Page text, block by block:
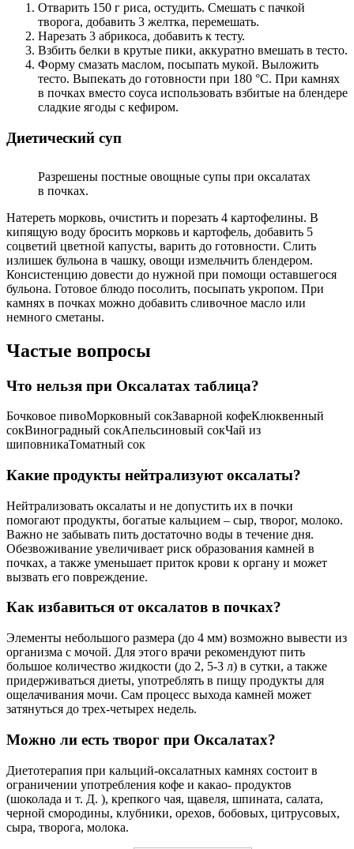
Отварить 150 г риса, остудить. Смешать с пачкой
творога, добавить 3 желтка, перемешать.
Нарезать 3 абрикоса, добавить к тесту.
Взбить белки в крутые пики, аккуратно вмешать в тесто.
Форму смазать маслом, посыпать мукой. Выложить
тесто. Выпекать до готовности при 180 °C. При камнях
в почках вместо соуса использовать взбитые на блендере
сладкие ягоды с кефиром.
Диетический суп
Разрешены постные овощные супы при оксалатах
в почках.
Натереть морковь, очистить и порезать 4 картофелины. В
кипящую воду бросить морковь и картофель, добавить 5
соцветий цветной капусты, варить до готовности. Слить
излишек бульона в чашку, овощи измельчить блендером.
Консистенцию довести до нужной при помощи оставшегося
бульона. Готовое блюдо посолить, посыпать укропом. При
камнях в почках можно добавить сливочное масло или
немного сметаны.
Частые вопросы
Что нельзя при Оксалатах таблица?
Бочковое пивоМорковный сокЗаварной кофеКлюквенный
сокВиноградный сокАпельсиновый сокЧай из
шиповникаТоматный сок
Какие продукты нейтрализуют оксалаты?
Нейтрализовать оксалаты и не допустить их в почки
помогают продукты, богатые кальцием – сыр, творог, молоко.
Важно не забывать пить достаточно воды в течение дня.
Обезвоживание увеличивает риск образования камней в
почках, а также уменьшает приток крови к органу и может
вызвать его повреждение.
Как избавиться от оксалатов в почках?
Элементы небольшого размера (до 4 мм) возможно вывести из
организма с мочой. Для этого врачи рекомендуют пить
большое количество жидкости (до 2, 5-3 л) в сутки, а также
придерживаться диеты, употреблять в пищу продукты для
ощелачивания мочи. Сам процесс выхода камней может
затянуться до трех-четырех недель.
Можно ли есть творог при Оксалатах?
Диетотерапия при кальций-оксалатных камнях состоит в
ограничении употребления кофе и какао- продуктов
(шоколада и т. Д. ), крепкого чая, щавеля, шпината, салата,
черной смородины, клубники, орехов, бобовых, цитрусовых,
сыра, творога, молока.